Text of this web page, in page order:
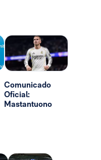
Comunicado
Oficial:
Mastantuono